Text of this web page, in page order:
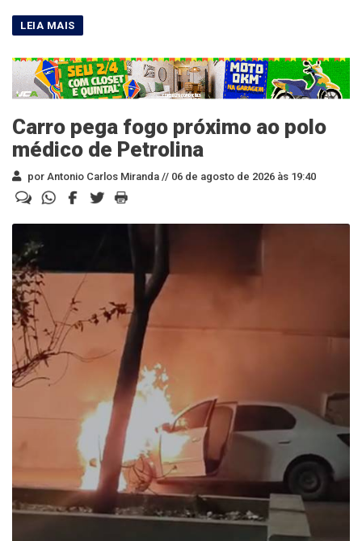
Carro pega fogo próximo ao polo
médico de Petrolina
por Antonio Carlos Miranda // 06 de agosto de 2026 às 19:40